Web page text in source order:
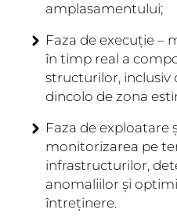
amplasamentului;
Faza de execuție –
în timp real a
structurilor, inclusiv
dincolo de zona
Faza de exploatare
monitorizarea pe
infrastructurilor,
anomaliilor și
întreținere.